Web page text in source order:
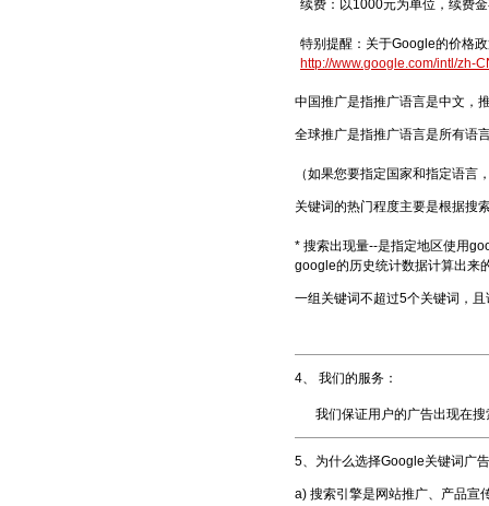
续费：以1000元为单位，续费
特别提醒：关于Google的价格
http://www.google.com/intl/zh-
中国推广是指推广语言是中文，
全球推广是指推广语言是所有语
（如果您要指定国家和指定语言
关键词的热门程度主要是根据搜
* 搜索出现量--是指定地区使用
google的历史统计数据计算出来
一组关键词不超过5个关键词，
4、 我们的服务：
我们保证用户的广告出现在
5、为什么选择Google关键词广
a) 搜索引擎是网站推广、产品宣